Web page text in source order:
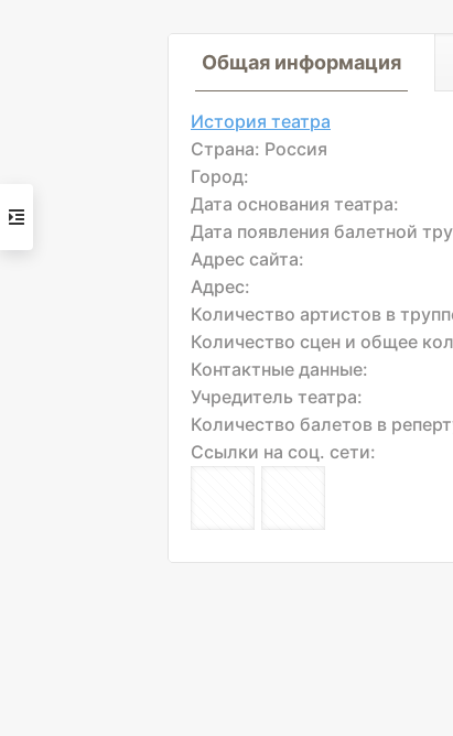
Общая информация
История театра
Страна: Россия
Город:
Дата основания театра:
Дата появления балетной
Адрес сайта:
Адрес:
Количество артистов в
Количество сцен и общее
Контактные данные:
Учредитель театра:
Количество балетов в
Ссылки на соц. сети: